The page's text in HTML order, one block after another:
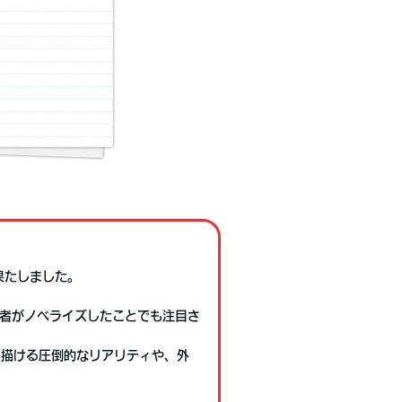
しました。
がノベライズしたことでも注目さ
ける圧倒的なリアリティや、外